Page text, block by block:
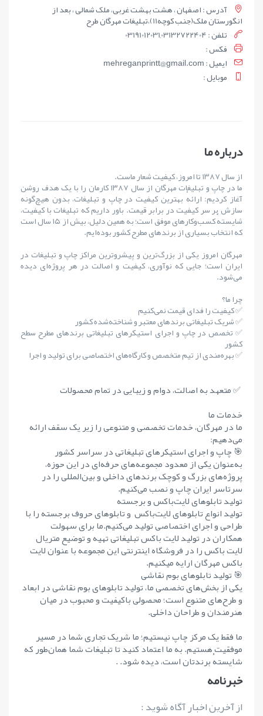
آدرس : اصفهان ، هشت بهشت غربی، ملک شمالی ، بعد از
انگورستان ملک(جنب کوچه11)،تبلیغات مهرگان طرح
تلفن : 03191012031,03132722404
فکس :
ايميل : mehreganprintt@gmail.com
موبايل :
درباره ما
از سال ۱۳۸۷ تا امروز، کیفیت شعار ماست.
ما در چاپ و تبلیغات مهرگان از سال ۱۳۸۷ کارمان را با یک هدف روشن
آغاز کردیم: ارائهٔ بهترین کیفیت در چاپ و تبلیغات، بدون هیچ‌گونه
سازش بر سر کیفیت در برابر قیمت. باور داریم که تبلیغات با کیفیت،
شایستهٔ کسب‌وکارهای موفق است؛ به همین دلیل، بیش از ۱۵ سال است
که انتخاب بسیاری از برندهای مطرح کشور بوده‌ایم.
مهرگان امروز یکی از بزرگ‌ترین و پیشروترین مراکز چاپ و تبلیغات در
ایران است؛ جایی که نوآوری، کیفیت و اصالت در هر پروژه‌ای دیده
می‌شود.
چرا ما؟
✅ کیفیت را فدای قیمت نمی‌کنیم
✅ شریک تبلیغاتی برندهای معتبر و شناخته‌شده کشور
✅ تخصص در چاپ و اجرای استیکرهای تبلیغاتی برندهای مطرح سطح
کشور
✅ بهره‌مندی از تیم متخصص و کارگاه‌های اختصاصی برای تولید و اجرا
✅ متعهد به اصالت، دوام و زیبایی در تمام محصولات
خدمات ما
ما در مهرگان، خدمات تخصصی و متنوعی را زیر یک سقف ارائه
می‌دهیم:
🎯 چاپ و اجرای استیکرهای تبلیغاتی در سراسر کشور
به‌عنوان یکی از معدود مجموعه‌های حرفه‌ای در این حوزه،
پروژه‌های بزرگ و کوچک برندهای داخلی و بین‌المللی را در
سرتاسر ایران چاپ و نصب می‌کنیم.
تولید تابلوهای لایت‌باکس و برجسته
تولید انواع تابلوهای لایت‌باکس و تابلوهای حروف برجسته را با
طراحی و اجرای اختصاصی تولید می‌کنیم.ما برای سهولت
همکاران در تولید لایت باکس تبلیغاتی تهیه و توضیع متریال
لایت باکس را در فروشگاه اینترنتی این مجموعه با عنوان لایت
باکس مهرگان ارایه میکنیم.
🎯 تولید تابلوهای بوم نقاشی
یکی از بخش‌های تخصصی ما، تولید تابلوهای بوم نقاشی در ابعاد
و طرح‌های متنوع است؛ محصولی باکیفیت و محبوب در میان
هنرمندان و طراحان داخلی.
ما فقط یک مرکز چاپ نیستیم؛ ما شریک تجاری شما در مسیر
موفقیت هستیم. به ما اعتماد کنید تا تبلیغات شما همان‌طور که
شایستهٔ برندتان است، دیده شود. .
خبرنامه
از آخرین اخبار آگاه شوید :